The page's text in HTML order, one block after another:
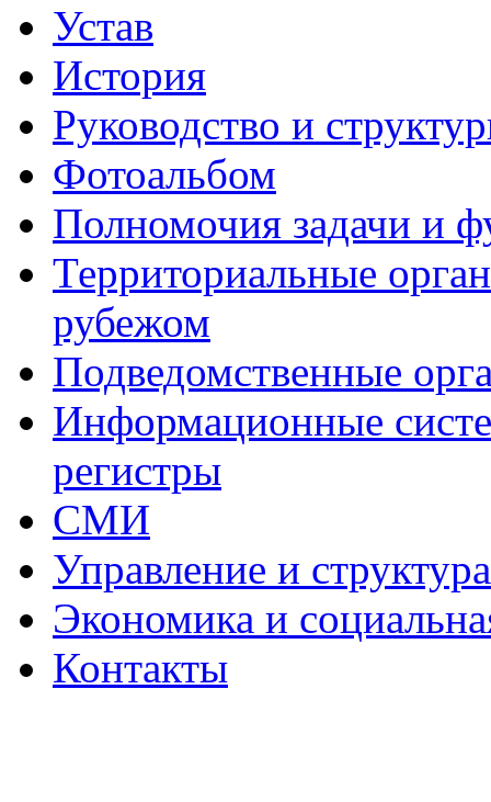
Устав
История
Руководство и
Фотоальбом
Полномочия задачи и
Территориальные
рубежом
Подведомственные
Информационные
регистры
СМИ
Управление и
Экономика и
Контакты